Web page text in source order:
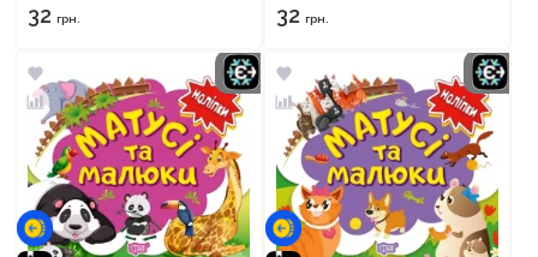
32 грн. 32 грн.